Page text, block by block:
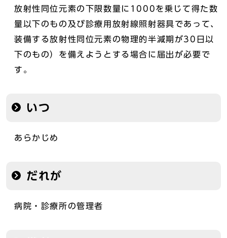
放射性同位元素の下限数量に1000を乗じて得た数
量以下のもの及び診療用放射線照射器具であって、
装備する放射性同位元素の物理的半減期が30日以
下のもの）を備えようとする場合に届出が必要で
す。
いつ
あらかじめ
だれが
病院・診療所の管理者